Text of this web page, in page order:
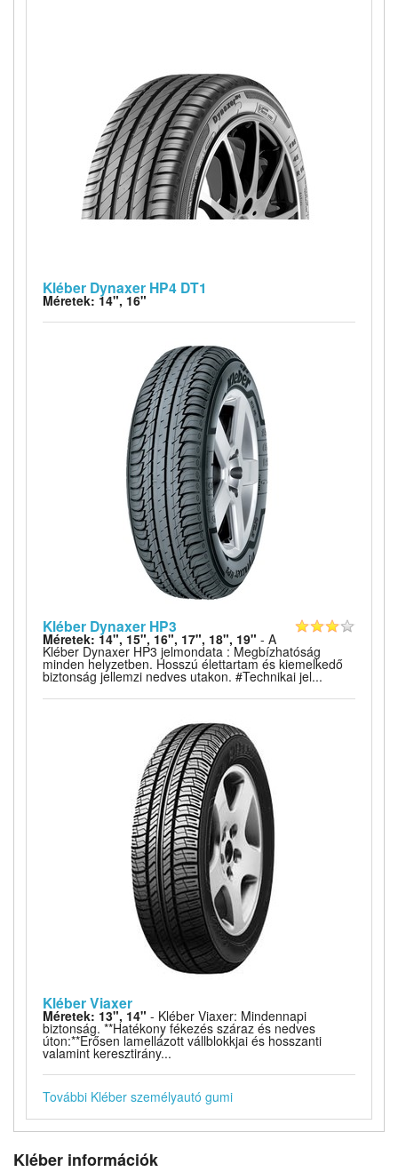
Kléber Dynaxer HP4 DT1
Méretek: 14", 16"
Kléber Dynaxer HP3
Méretek: 14", 15", 16", 17", 18", 19" - A
Kléber Dynaxer HP3 jelmondata : Megbízhatóság
minden helyzetben. Hosszú élettartam és kiemelkedő
biztonság jellemzi nedves utakon. #Technikai jel...
Kléber Viaxer
Méretek: 13", 14" - Kléber Viaxer: Mindennapi
biztonság. **Hatékony fékezés száraz és nedves
úton:**Erősen lamellázott vállblokkjai és hosszanti
valamint keresztirány...
További Kléber személyautó gumi
Kléber információk